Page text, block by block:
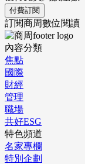
付費訂閱
訂閱商周數位閱讀
內容分類
焦點
國際
財經
管理
職場
共好ESG
特色頻道
名家專欄
特別企劃